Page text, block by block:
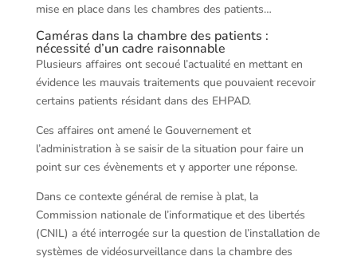
mise en place dans les chambres des patients…
Caméras dans la chambre des patients :
nécessité d’un cadre raisonnable
Plusieurs affaires ont secoué l’actualité en mettant en
évidence les mauvais traitements que pouvaient recevoir
certains patients résidant dans des EHPAD.
Ces affaires ont amené le Gouvernement et
l’administration à se saisir de la situation pour faire un
point sur ces évènements et y apporter une réponse.
Dans ce contexte général de remise à plat, la
Commission nationale de l’informatique et des libertés
(CNIL) a été interrogée sur la question de l’installation de
systèmes de vidéosurveillance dans la chambre des